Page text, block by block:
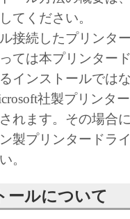
executing or
only on
to the Products (the
allow other users of
Computer to use
that all such users
and shall be subject
hereunder.
one copy of the
てください。
接続したプリンタ
ては本プリンター
インストールでは
社製プリンタ
されます。その場合
製プリンタードラ
。
ールについて